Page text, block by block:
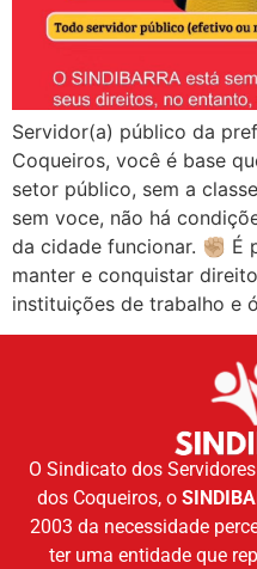
Servidor(a) público da
Coqueiros, você é base
setor público, sem a
sem voce, não há
da cidade funcionar. ✊🏼
manter e conquistar
instituições de trabalho e
O Sindicato dos
dos Coqueiros, o
2003 da necessidade
ter uma entidade que